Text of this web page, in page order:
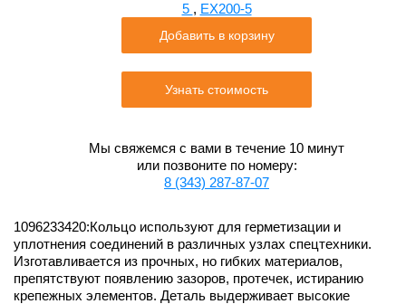
5 , EX200-5
Добавить в корзину
Узнать стоимость
Мы свяжемся с вами в течение 10 минут
или позвоните по номеру:
8 (343) 287-87-07
1096233420:Кольцо используют для герметизации и
уплотнения соединений в различных узлах спецтехники.
Изготавливается из прочных, но гибких материалов,
препятствуют появлению зазоров, протечек, истиранию
крепежных элементов. Деталь выдерживает высокие